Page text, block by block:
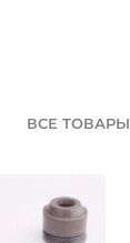
ВСЕ ТОВАРЫ